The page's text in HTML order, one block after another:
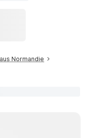
Normandie